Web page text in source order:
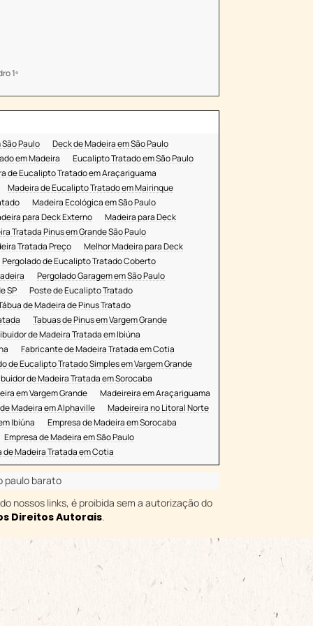
Usina de Eucalipto Tratado no Litoral
Madeireira em Alphaville
Distribuidor de Madeira Tratada em
Sorocaba
Fábrica de Madeira Tratada em
Sorocaba
Madeireira em Mairinque
Pergolado de Eucalipto Simples em
São Paulo
Empresa de Madeira em Vargem
Grande
Madeireira em Araçariguama
Usina de Eucalipto Tratado em
Sorocaba
Empresa de Madeira em Cotia
Pergolado de Eucalipto Simples no
Litoral Norte
Empresa de Madeira em Alphaville
Madeireira no Litoral Norte
Empresa de Madeira em Ibiúna
Pergolado de Eucalipto Simples em
Sorocaba
Empresa de Madeira em Barueri
Madeireira em Ibiúna
Empresa de Madeira em Sorocaba
Usina de Eucalipto Tratado em
Madeireira em Barueri
Distribuidor de Madeira Tratada em
Empresa de Madeira em São Paulo
Fabricante de Madeira Tratada em
1º
Paulo
Deck de Madeira em São Paulo
em Madeira
Eucalipto Tratado em São Paulo
de Eucalipto Tratado em Araçariguama
Madeira de Eucalipto Tratado em Mairinque
Madeira Ecológica em São Paulo
para Deck Externo
Madeira para Deck
Tratada Pinus em Grande São Paulo
Tratada Preço
Melhor Madeira para Deck
Pergolado de Eucalipto Tratado Coberto
Pergolado Garagem em São Paulo
SP
Poste de Eucalipto Tratado
de Madeira de Pinus Tratado
Tabuas de Pinus em Vargem Grande
de Madeira Tratada em Ibiúna
Fabricante de Madeira Tratada em Cotia
de Eucalipto Tratado Simples em Vargem Grande
de Madeira Tratada em Sorocaba
em Vargem Grande
Madeireira em Araçariguama
Madeira em Alphaville
Madeireira no Litoral Norte
Ibiúna
Empresa de Madeira em Sorocaba
Empresa de Madeira em São Paulo
de Madeira Tratada em Cotia
paulo barato
nossos links, é proibida sem a autorização do
Direitos Autorais.